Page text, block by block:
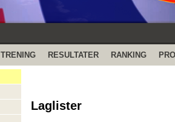
TRENING RESULTATER RANKING
Laglister